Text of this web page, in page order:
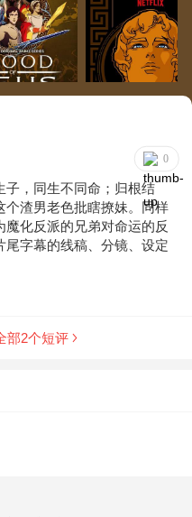
0
子，同生不同命；归根结
个渣男老色批瞎撩妹。同样
化反派的兄弟对命运的反
字幕的线稿、分镜、设定
部2个短评